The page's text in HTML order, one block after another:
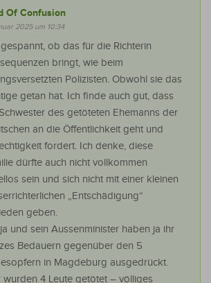
Of Confusion
2025 um 10:34
ob das für die Richterin
bringt, wie beim
Polizisten. Obwohl sie das
getan hat. Ich finde auch gut, dass
des getöteten Ehemanns der
an die Öffentlichkeit geht und
fordert. Ich denke, diese
dürfte auch nicht vollkommen
sein und sich nicht mit einer kleinen
„Entschädigung“
geben.
und sein Aussenminister haben ja ihr
Bedauern gegenüber den 5
in Magdeburg ausgedrückt.
wurden 4 Leute getötet – völliges